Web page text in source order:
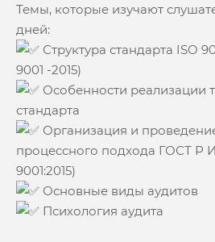
Темы, которые изучают
дней:
Структура стандарта ISO
9001 -2015)
Особенности реализации
стандарта
Организация и
процессного подхода ГОСТ Р
9001:2015)
Основные виды аудитов
Психология аудита